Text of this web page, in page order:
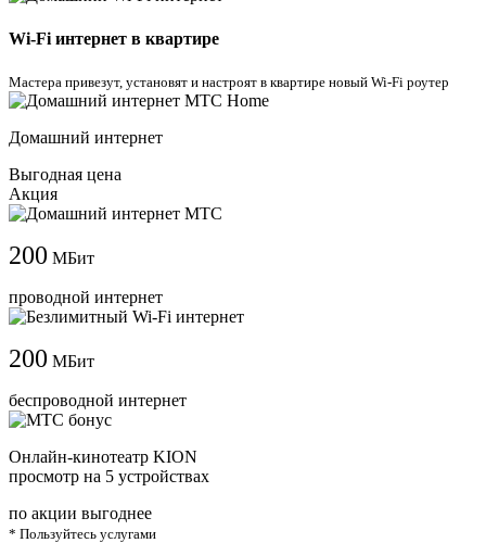
Wi-Fi интернет в квартире
Мастера привезут, установят и настроят в квартире новый Wi-Fi роутер
Домашний интернет
Выгодная цена
Акция
200 МБит
проводной интернет
200 МБит
беспроводной интернет
Онлайн-кинотеатр KION
просмотр на 5 устройствах
по акции выгоднее
* Пользуйтесь услугами